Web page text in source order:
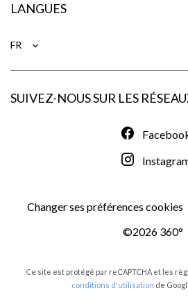
LANGUES
FR
SUIVEZ-NOUS SUR LES
Changer ses préférences cookies
©2026 360°
Ce site est protégé par reCAPTCHA et les
conditions d'utilisation de